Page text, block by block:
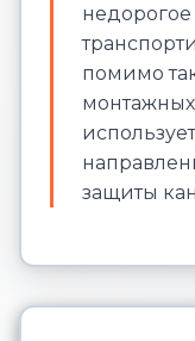
недорогое
помимо
защиты